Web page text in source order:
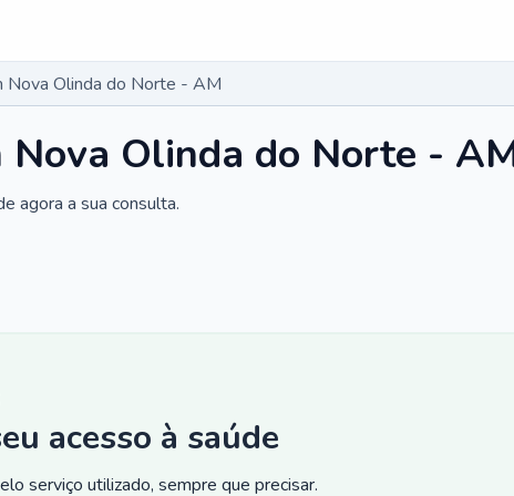
Nova Olinda do Norte - AM
Nova Olinda do Norte -
agora a sua consulta.
acesso à saúde
serviço utilizado, sempre que precisar.